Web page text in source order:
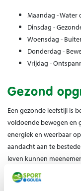
Maandag - Water
Dinsdag -
Woensdag -
Donderdag -
Vrijdag -
Gezond
Een gezonde leefstijl is
voldoende bewegen en
energiek en weerbaar
aandacht aan te
leven kunnen
Doe mee